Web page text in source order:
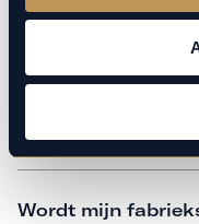
Hoe weet ik welk
auto nodig heeft
Is vervangend
Wordt mijn